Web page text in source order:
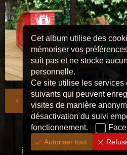
71 Pierche 1
10
jAlbum pour la création d'album
Cet album utilise des
mémoriser vos
suit pas et ne stocke
personnelle.
Ce site utilise les services
suivants qui peuvent
visites de manière
désactivation du suivi
fonctionnement.
Autoriser tout